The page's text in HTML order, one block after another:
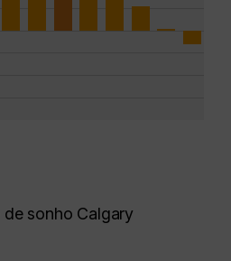
de sonho Calgary